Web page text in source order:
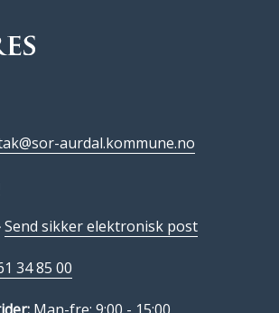
aurdal.kommune.no
Send sikker elektronisk post
34 85 00